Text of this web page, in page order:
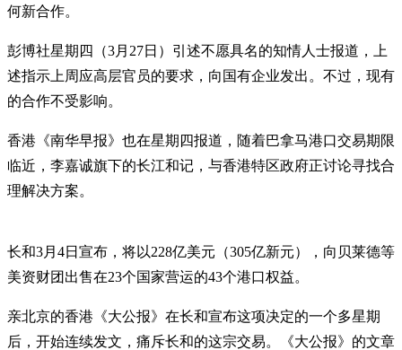
何新合作。
彭博社星期四（3月27日）引述不愿具名的知情人士报道，上
述指示上周应高层官员的要求，向国有企业发出。不过，现有
的合作不受影响。
香港《南华早报》也在星期四报道，随着巴拿马港口交易期限
临近，李嘉诚旗下的长江和记，与香港特区政府正讨论寻找合
理解决方案。
长和3月4日宣布，将以228亿美元（305亿新元），向贝莱德等
美资财团出售在23个国家营运的43个港口权益。
亲北京的香港《大公报》在长和宣布这项决定的一个多星期
后，开始连续发文，痛斥长和的这宗交易。《大公报》的文章